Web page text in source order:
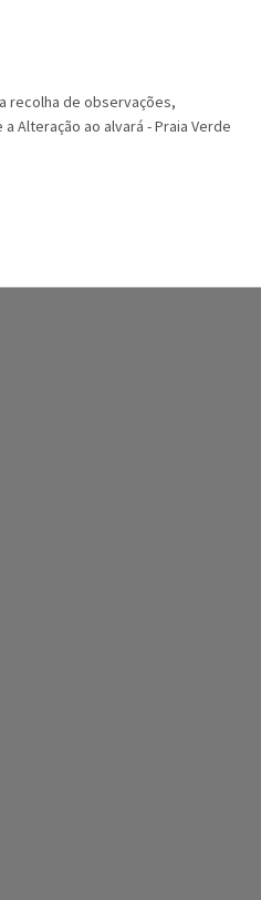
recolha de observações,
Alteração ao alvará - Praia Verde